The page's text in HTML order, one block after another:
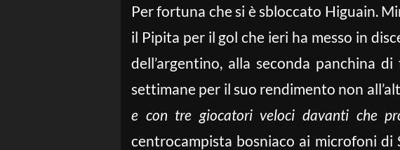
Per fortuna che si è sbloccato Higuain.
il Pipita per il gol che ieri ha messo in
dell’argentino, alla seconda panchina
settimane per il suo rendimento non
e con tre giocatori veloci davanti che
centrocampista bosniaco ai microfoni di